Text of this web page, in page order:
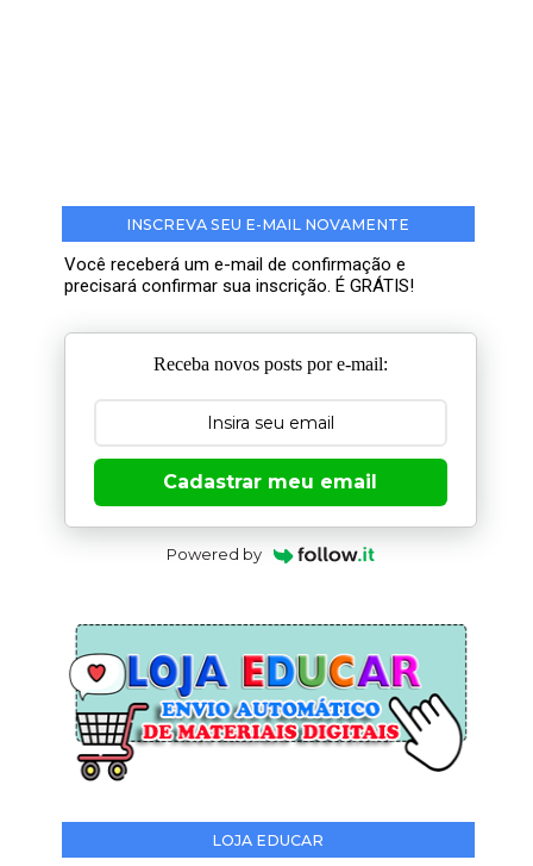
INSCREVA SEU E-MAIL NOVAMENTE
Você receberá um e-mail de confirmação e
precisará confirmar sua inscrição. É GRÁTIS!
Receba novos posts por e-mail:
Cadastrar meu email
Powered by
LOJA EDUCAR